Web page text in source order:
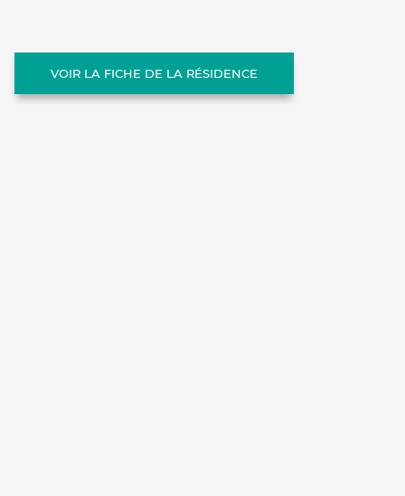
VOIR LA FICHE DE LA RÉSIDENCE